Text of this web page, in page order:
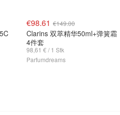
€98.61 €149.00
Clarins 双萃精华50ml+弹簧霜
4件套
98,61 € / 1 Stk
Parfumdreams